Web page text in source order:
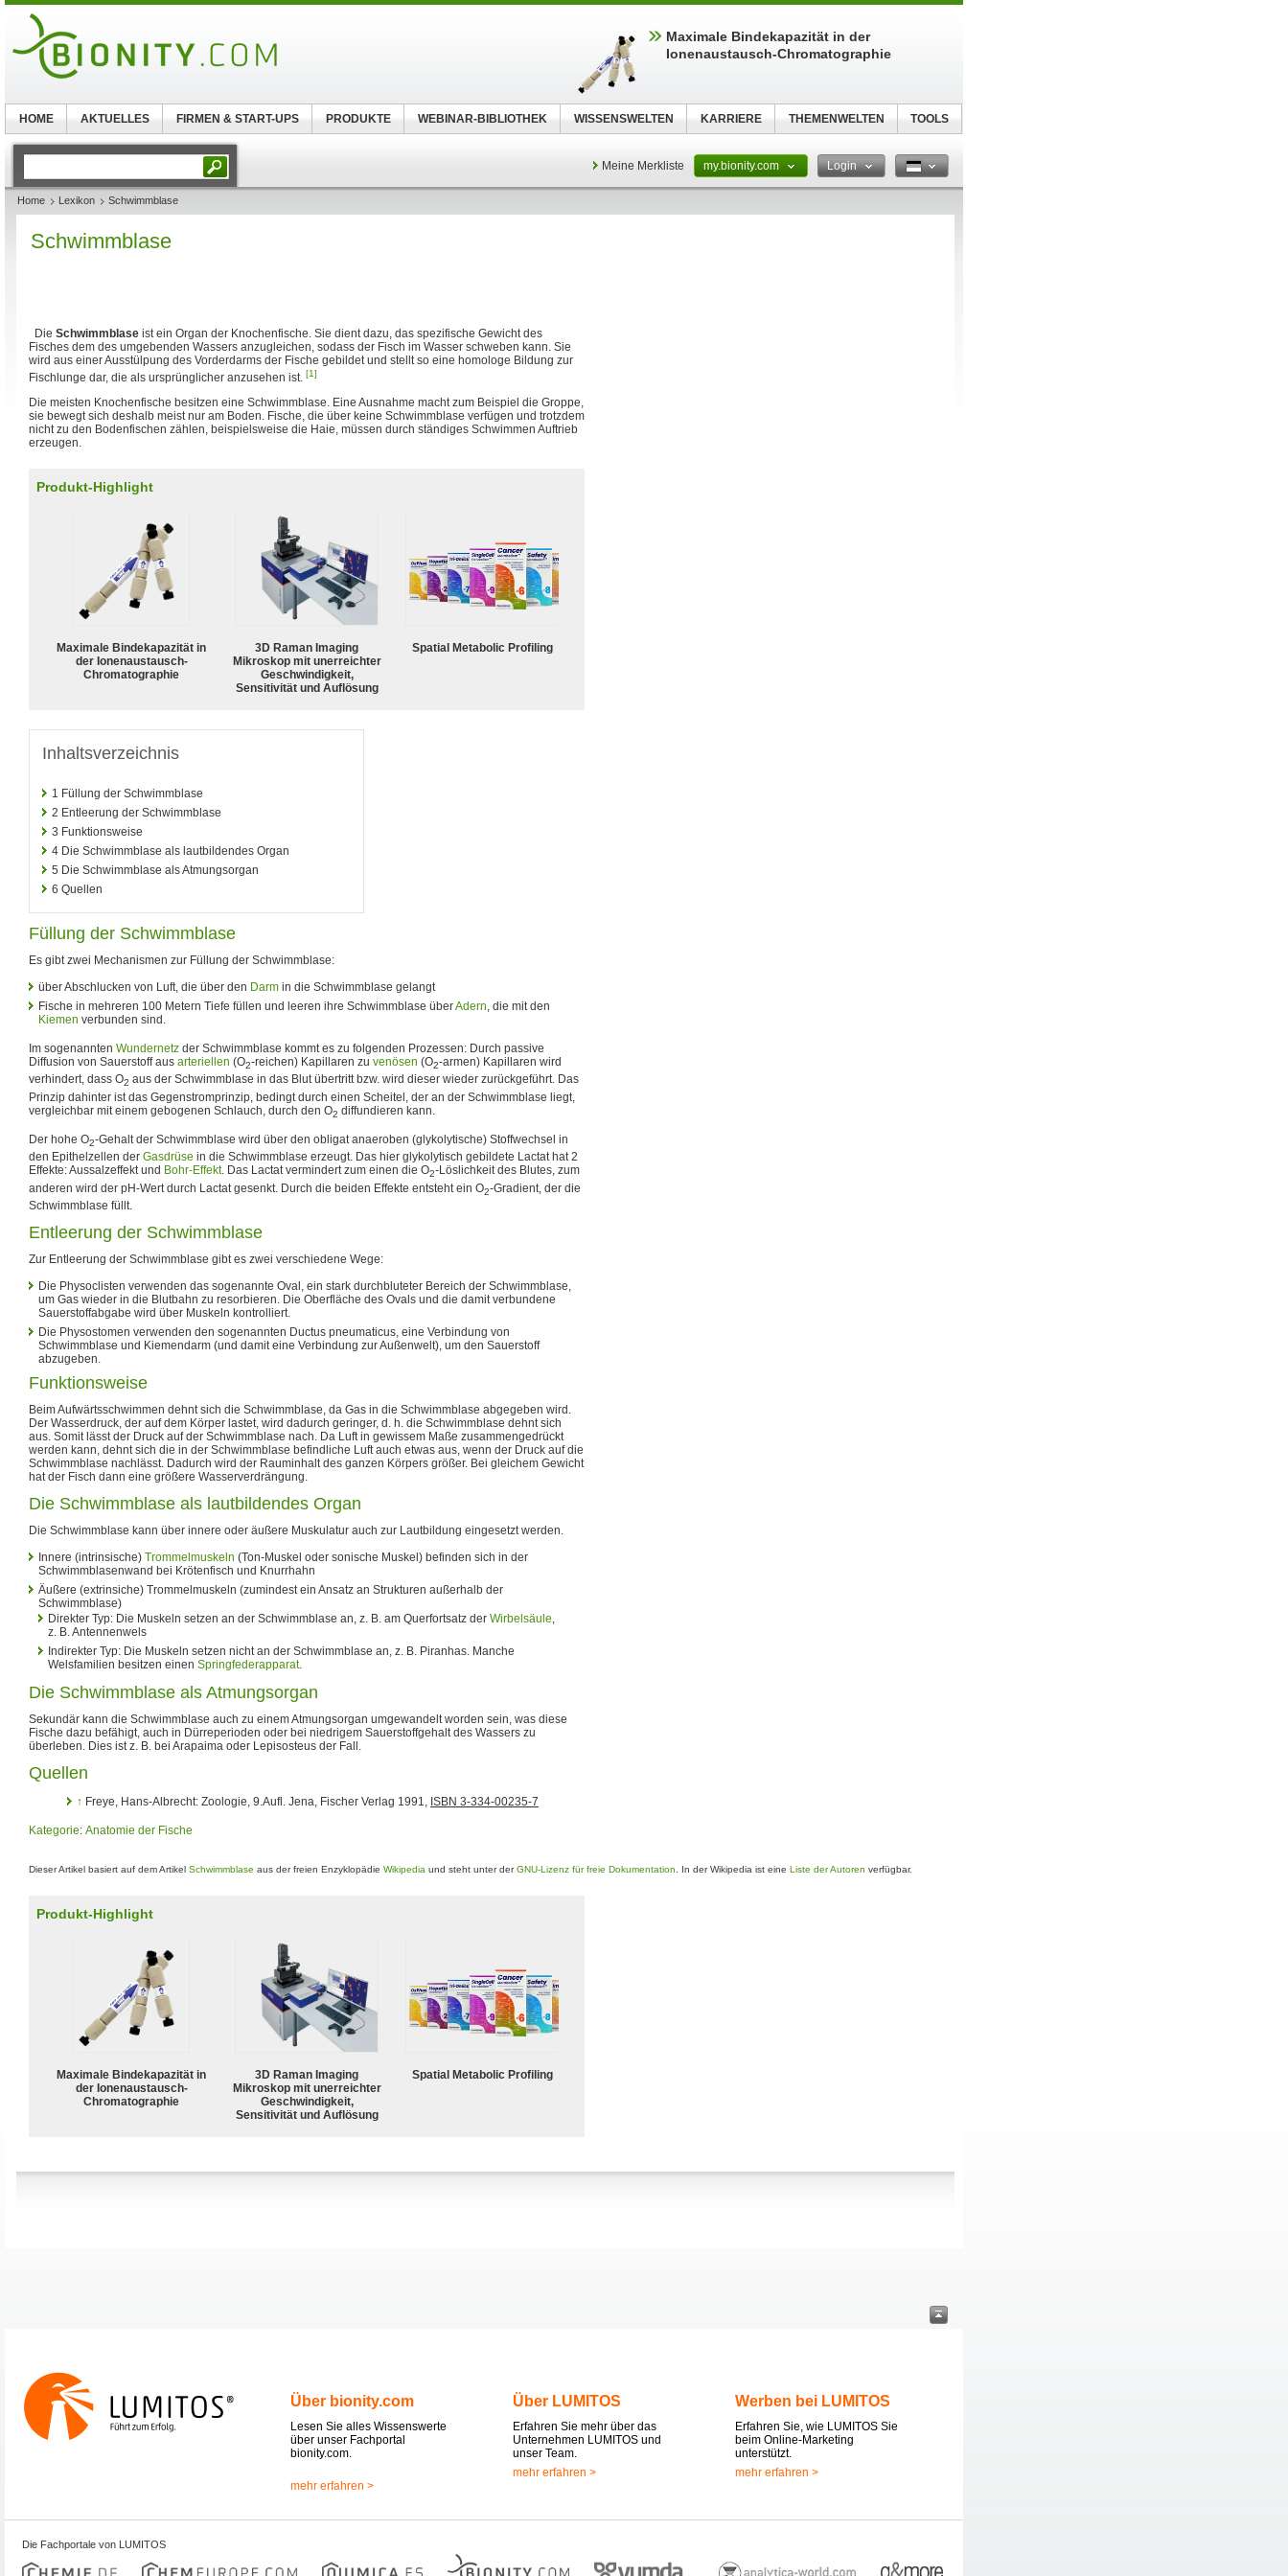
Meine Merkliste my.bionity.com Login
Home Lexikon Schwimmblase
Schwimmblase
Die Schwimmblase ist ein Organ der Knochenfische. Sie dient dazu, das spezifische Gewicht des
Fisches dem des umgebenden Wassers anzugleichen, sodass der Fisch im Wasser schweben kann. Sie
wird aus einer Ausstülpung des Vorderdarms der Fische gebildet und stellt so eine homologe Bildung zur
Fischlunge dar, die als ursprünglicher anzusehen ist. [1]
Die meisten Knochenfische besitzen eine Schwimmblase. Eine Ausnahme macht zum Beispiel die Groppe,
sie bewegt sich deshalb meist nur am Boden. Fische, die über keine Schwimmblase verfügen und trotzdem
nicht zu den Bodenfischen zählen, beispielsweise die Haie, müssen durch ständiges Schwimmen Auftrieb
erzeugen.
Produkt-Highlight
Maximale Bindekapazität in
der Ionenaustausch-
Chromatographie
3D Raman Imaging
Mikroskop mit unerreichter
Geschwindigkeit,
Sensitivität und Auflösung
Spatial Metabolic Profiling
Inhaltsverzeichnis
1 Füllung der Schwimmblase
2 Entleerung der Schwimmblase
3 Funktionsweise
4 Die Schwimmblase als lautbildendes Organ
5 Die Schwimmblase als Atmungsorgan
6 Quellen
Füllung der Schwimmblase
Es gibt zwei Mechanismen zur Füllung der Schwimmblase:
über Abschlucken von Luft, die über den Darm in die Schwimmblase gelangt
Fische in mehreren 100 Metern Tiefe füllen und leeren ihre Schwimmblase überAdern, die mit den
Kiemen verbunden sind.
Im sogenannten Wundernetz der Schwimmblase kommt es zu folgenden Prozessen: Durch passive
Diffusion von Sauerstoff aus arteriellen (O2-reichen) Kapillaren zu venösen (O2-armen) Kapillaren wird
verhindert, dass O2 aus der Schwimmblase in das Blut übertritt bzw. wird dieser wieder zurückgeführt. Das
Prinzip dahinter ist das Gegenstromprinzip, bedingt durch einen Scheitel, der an der Schwimmblase liegt,
vergleichbar mit einem gebogenen Schlauch, durch den O2 diffundieren kann.
Der hohe O2-Gehalt der Schwimmblase wird über den obligat anaeroben (glykolytische) Stoffwechsel in
den Epithelzellen der Gasdrüse in die Schwimmblase erzeugt. Das hier glykolytisch gebildete Lactat hat 2
Effekte: Aussalzeffekt und Bohr-Effekt. Das Lactat vermindert zum einen die O2-Löslichkeit des Blutes, zum
anderen wird der pH-Wert durch Lactat gesenkt. Durch die beiden Effekte entsteht ein O2-Gradient, der die
Schwimmblase füllt.
Entleerung der Schwimmblase
Zur Entleerung der Schwimmblase gibt es zwei verschiedene Wege:
Die Physoclisten verwenden das sogenannte Oval, ein stark durchbluteter Bereich der Schwimmblase,
um Gas wieder in die Blutbahn zu resorbieren. Die Oberfläche des Ovals und die damit verbundene
Sauerstoffabgabe wird über Muskeln kontrolliert.
Die Physostomen verwenden den sogenannten Ductus pneumaticus, eine Verbindung von
Schwimmblase und Kiemendarm (und damit eine Verbindung zur Außenwelt), um den Sauerstoff
abzugeben.
Funktionsweise
Beim Aufwärtsschwimmen dehnt sich die Schwimmblase, da Gas in die Schwimmblase abgegeben wird.
Der Wasserdruck, der auf dem Körper lastet, wird dadurch geringer, d. h. die Schwimmblase dehnt sich
aus. Somit lässt der Druck auf der Schwimmblase nach. Da Luft in gewissem Maße zusammengedrückt
werden kann, dehnt sich die in der Schwimmblase befindliche Luft auch etwas aus, wenn der Druck auf die
Schwimmblase nachlässt. Dadurch wird der Rauminhalt des ganzen Körpers größer. Bei gleichem Gewicht
hat der Fisch dann eine größere Wasserverdrängung.
Die Schwimmblase als lautbildendes Organ
Die Schwimmblase kann über innere oder äußere Muskulatur auch zur Lautbildung eingesetzt werden.
Innere (intrinsische) Trommelmuskeln (Ton-Muskel oder sonische Muskel) befinden sich in der
Schwimmblasenwand bei Krötenfisch und Knurrhahn
Äußere (extrinsiche) Trommelmuskeln (zumindest ein Ansatz an Strukturen außerhalb der
Schwimmblase)
Direkter Typ: Die Muskeln setzen an der Schwimmblase an, z. B. am Querfortsatz der Wirbelsäule,
z. B. Antennenwels
Indirekter Typ: Die Muskeln setzen nicht an der Schwimmblase an, z. B. Piranhas. Manche
Welsfamilien besitzen einen Springfederapparat.
Die Schwimmblase als Atmungsorgan
Sekundär kann die Schwimmblase auch zu einem Atmungsorgan umgewandelt worden sein, was diese
Fische dazu befähigt, auch in Dürreperioden oder bei niedrigem Sauerstoffgehalt des Wassers zu
überleben. Dies ist z. B. bei Arapaima oder Lepisosteus der Fall.
Quellen
↑ Freye, Hans-Albrecht: Zoologie, 9.Aufl. Jena, Fischer Verlag 1991, ISBN 3-334-00235-7
Kategorie: Anatomie der Fische
Dieser Artikel basiert auf dem Artikel Schwimmblase aus der freien Enzyklopädie Wikipedia und steht unter derGNU-Lizenz für freie Dokumentation . In der Wikipedia ist eine Liste der Autoren verfügbar.
Produkt-Highlight
Maximale Bindekapazität in
der Ionenaustausch-
Chromatographie
3D Raman Imaging
Mikroskop mit unerreichter
Geschwindigkeit,
Sensitivität und Auflösung
Spatial Metabolic Profiling
Über bionity.com
Lesen Sie alles Wissenswerte
über unser Fachportal
bionity.com.
mehr erfahren >
Über LUMITOS
Erfahren Sie mehr über das
Unternehmen LUMITOS und
unser Team.
mehr erfahren >
Werben bei LUMITOS
Erfahren Sie, wie LUMITOS Sie
beim Online-Marketing
unterstützt.
mehr erfahren >
Die Fachportale von LUMITOS
Maximale Bindekapazität in der
Ionenaustausch-Chromatographie
HOME AKTUELLES FIRMEN & START-UPS PRODUKTE WEBINAR-BIBLIOTHEK WISSENSWELTEN KARRIERE THEMENWELTEN TOOLS